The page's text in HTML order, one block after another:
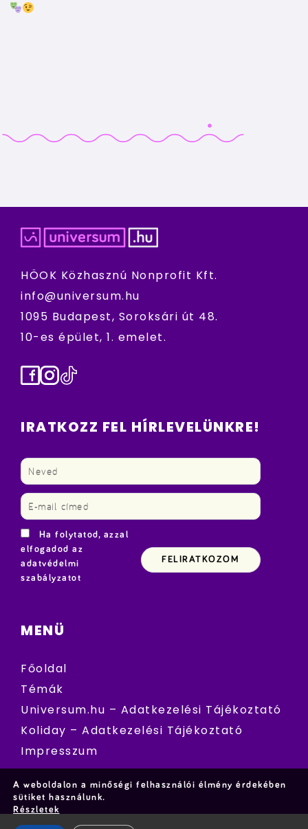
HÖOK Közhasznú Nonprofit Kft.
info@universum.hu
1095 Budapest, Soroksári út 48.
10-es épület, 1. emelet.
Facebook
Instagram
TikTok
IRATKOZZ FEL HÍRLEVELÜNKRE!
Ha folytatod, azzal
elfogadod az
adatvédelmi
szabályzatot
MENÜ
Főoldal
Témák
Universum.hu – Adatkezelési Tájékoztató
Koliday – Adatkezelési Tájékoztató
Impresszum
A weboldalon a minőségi felhasználói élmény érdekében
sütiket használunk.
Részletek